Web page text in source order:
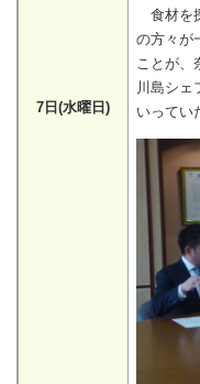
7日(水曜日)
食材を
の方々が
ことが、
川島シェ
いってい